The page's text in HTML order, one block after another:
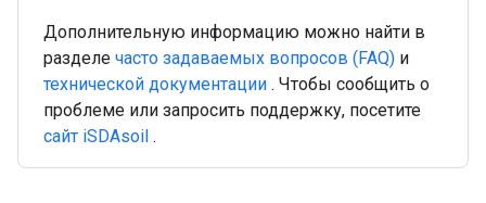
Дополнительную информацию можно найти в
разделе часто задаваемых вопросов (FAQ) и
технической документации . Чтобы сообщить о
проблеме или запросить поддержку, посетите
сайт iSDAsoil .